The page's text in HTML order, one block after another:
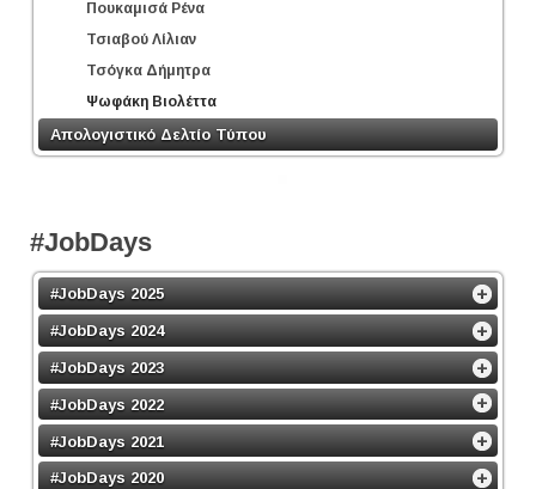
Πουκαμισά Ρένα
Τσιαβού Λίλιαν
Τσόγκα Δήμητρα
Ψωφάκη Βιολέττα
Απολογιστικό Δελτίο Τύπου
#JobDays
#JobDays 2025
#JobDays 2024
#JobDays 2023
#JobDays 2022
#JobDays 2021
#JobDays 2020